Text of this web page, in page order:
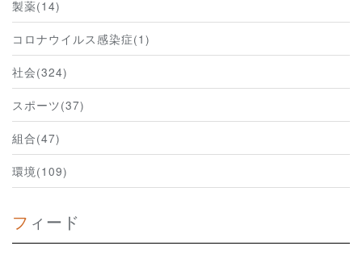
製薬(14)
コロナウイルス感染症(1)
社会(324)
スポーツ(37)
組合(47)
環境(109)
フィード